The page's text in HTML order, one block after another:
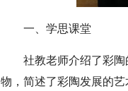
一、学思课堂
社教老师介绍了彩
物，简述了彩陶发展的